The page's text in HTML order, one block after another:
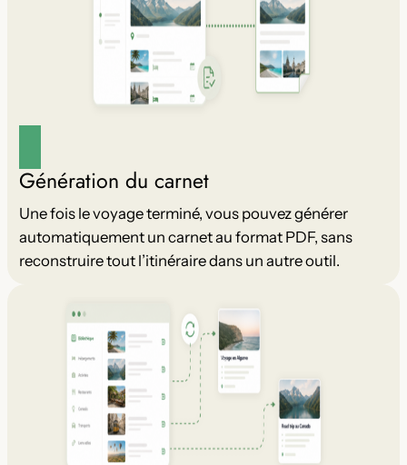
Génération du carnet
Une fois le voyage terminé, vous pouvez générer
automatiquement un carnet au format PDF, sans
reconstruire tout l’itinéraire dans un autre outil.